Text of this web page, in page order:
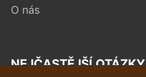
O nás
NEJČASTĚJŠÍ OTÁZKY